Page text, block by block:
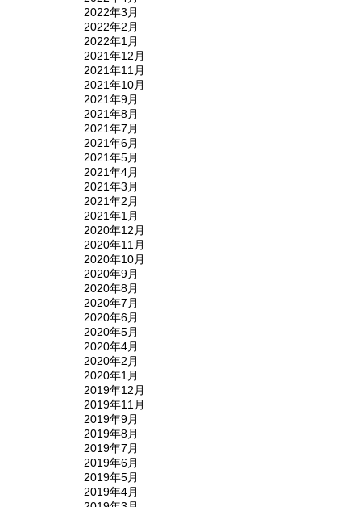
2022年3月
2022年2月
2022年1月
2021年12月
2021年11月
2021年10月
2021年9月
2021年8月
2021年7月
2021年6月
2021年5月
2021年4月
2021年3月
2021年2月
2021年1月
2020年12月
2020年11月
2020年10月
2020年9月
2020年8月
2020年7月
2020年6月
2020年5月
2020年4月
2020年2月
2020年1月
2019年12月
2019年11月
2019年9月
2019年8月
2019年7月
2019年6月
2019年5月
2019年4月